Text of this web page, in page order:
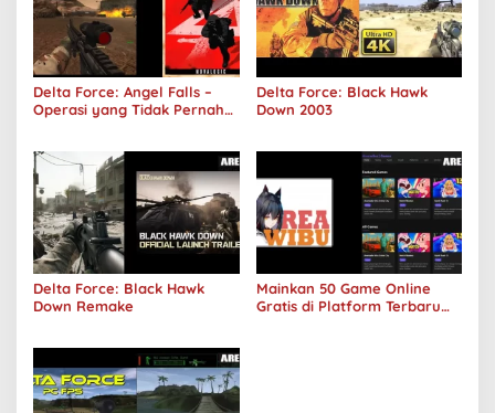
Delta Force: Angel Falls –
Operasi yang Tidak Pernah
Delta Force: Black Hawk
Down 2003
Delta Force: Black Hawk
Down Remake
Mainkan 50 Game Online
Gratis di Platform Terbaru